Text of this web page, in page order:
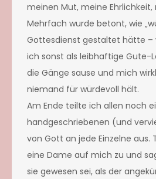
meinen Mut, meine Ehrlichkeit,
Mehrfach wurde betont, wie
Gottesdienst gestaltet hätte –
ich sonst als leibhaftige Gute-
die Gänge sause und mich
niemand für würdevoll hält.
Am Ende teilte ich allen noch
handgeschriebenen (und
von Gott an jede Einzelne aus.
eine Dame auf mich zu und
sie gewesen sei, als der